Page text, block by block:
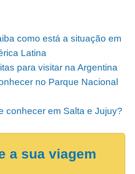
como está a situação em
Latina
para visitar na Argentina
no Parque Nacional
conhecer em Salta e Jujuy?
a sua viagem